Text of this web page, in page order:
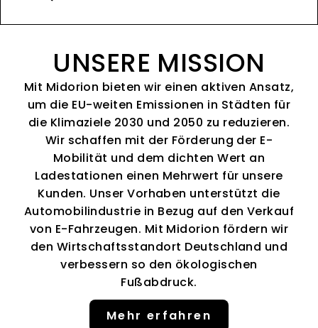
UNSERE MISSION
Mit Midorion bieten wir einen aktiven Ansatz,
um die EU-weiten Emissionen in Städten für
die Klimaziele 2030 und 2050 zu reduzieren.
Wir schaffen mit der Förderung der E-
Mobilität und dem dichten Wert an
Ladestationen einen Mehrwert für unsere
Kunden. Unser Vorhaben unterstützt die
Automobilindustrie in Bezug auf den Verkauf
von E-Fahrzeugen. Mit Midorion fördern wir
den Wirtschaftsstandort Deutschland und
verbessern so den ökologischen
Fußabdruck.
Mehr erfahren